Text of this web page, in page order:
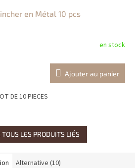
en Métal 10 pcs
en stock
Ajouter au panier
DE 10 PIECES
LES PRODUITS LIÉS
Alternative (10)